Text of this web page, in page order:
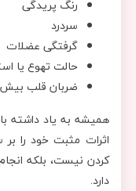
رنگ پریدگی
سردرد
گرفتگی عضلات
حالت تهوع یا
ضربان قلب
اثرات مثبت خود را
کردن نیست، بلکه
دارد.